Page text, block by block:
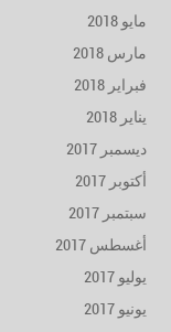
مايو 2018
مارس 2018
فبراير 2018
يناير 2018
ديسمبر 2017
أكتوبر 2017
سبتمبر 2017
أغسطس 2017
يوليو 2017
يونيو 2017